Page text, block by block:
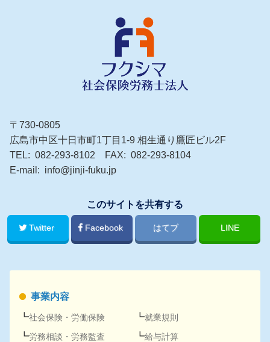
〒730-0805
広島市中区十日市町1丁目1-9 相生通り鷹匠ビル2F
TEL
082-293-8102 FAX
082-293-8104
E-mail
info@jinji-fuku.jp
このサイトを共有する
Twitter Facebook はてブ LINE
事業内容
社会保険 ・ 労働保険
労務相談・ 労務監査
就業規則
給与計算